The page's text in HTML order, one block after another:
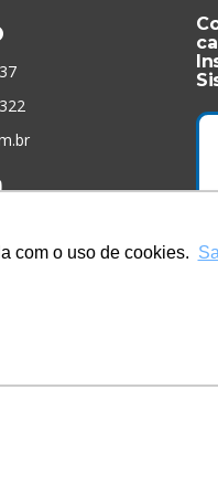
com o uso de cookies.